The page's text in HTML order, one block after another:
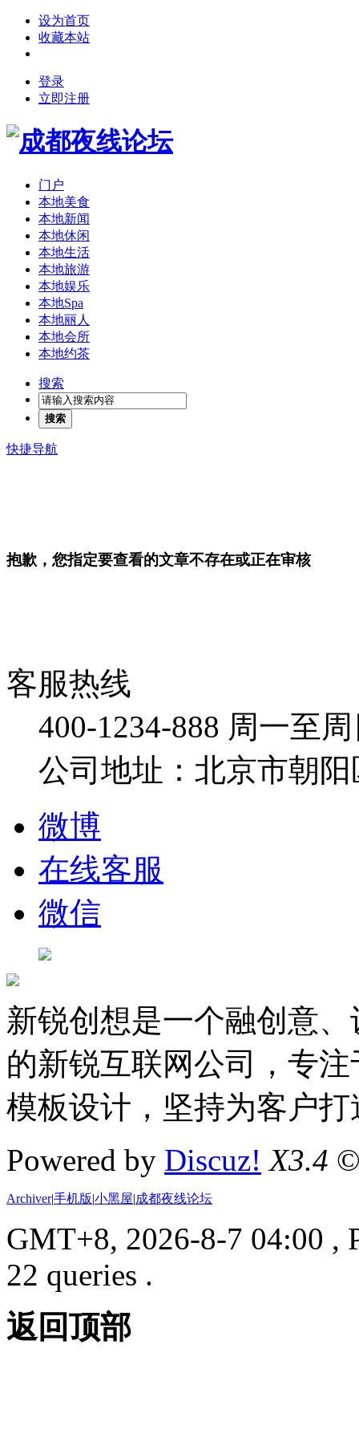
设为首页
收藏本站
登录
立即注册
门户
本地美食
本地新闻
本地休闲
本地生活
本地旅游
本地娱乐
本地Spa
本地丽人
本地会所
本地约茶
搜索
搜索
快捷导航
抱歉，您指定要查看的文章不存在或正在审核
客服热线
400-1234-888 周一至
公司地址：北京市朝
微博
在线客服
微信
新锐创想是一个融创意
的新锐互联网公司，专
模板设计，坚持为客户
Powered by Discuz! X3.4
Archiver|手机版|小黑屋|成都夜线论坛
GMT+8, 2026-8-7 04:00 ,
22 queries .
返回顶部